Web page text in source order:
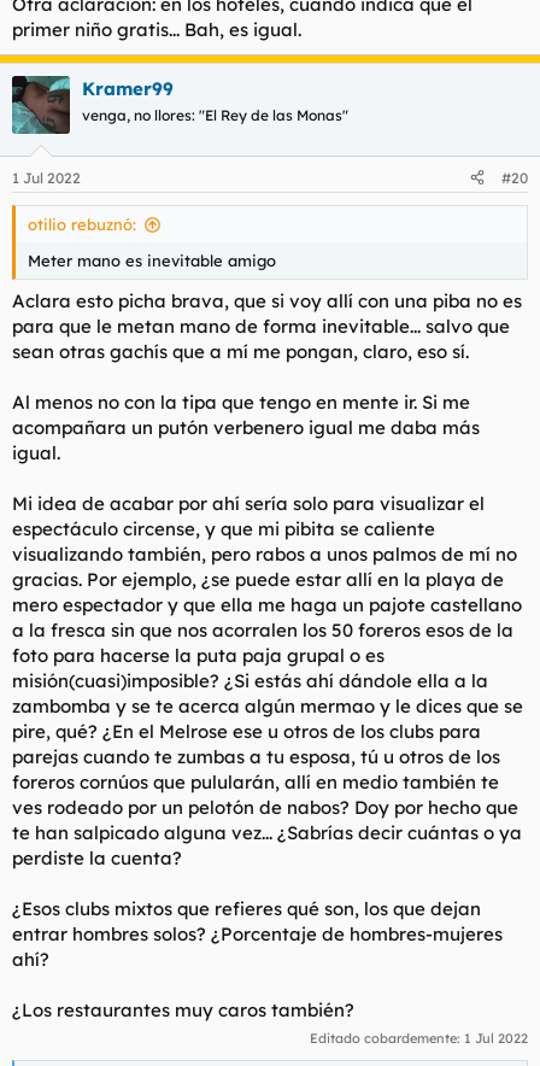
Otra aclaración: en los hoteles, cuando indica que el
primer niño gratis... Bah, es igual.
Kramer99
venga, no llores: "El Rey de las Monas"
1 Jul 2022 #20
otilio rebuznó:
Meter mano es inevitable amigo
Aclara esto picha brava, que si voy allí con una piba no es
para que le metan mano de forma inevitable... salvo que
sean otras gachís que a mí me pongan, claro, eso sí.
Al menos no con la tipa que tengo en mente ir. Si me
acompañara un putón verbenero igual me daba más
igual.
Mi idea de acabar por ahí sería solo para visualizar el
espectáculo circense, y que mi pibita se caliente
visualizando también, pero rabos a unos palmos de mí no
gracias. Por ejemplo, ¿se puede estar allí en la playa de
mero espectador y que ella me haga un pajote castellano
a la fresca sin que nos acorralen los 50 foreros esos de la
foto para hacerse la puta paja grupal o es
misión(cuasi)imposible? ¿Si estás ahí dándole ella a la
zambomba y se te acerca algún mermao y le dices que se
pire, qué? ¿En el Melrose ese u otros de los clubs para
parejas cuando te zumbas a tu esposa, tú u otros de los
foreros cornúos que pulularán, allí en medio también te
ves rodeado por un pelotón de nabos? Doy por hecho que
te han salpicado alguna vez... ¿Sabrías decir cuántas o ya
perdiste la cuenta?
¿Esos clubs mixtos que refieres qué son, los que dejan
entrar hombres solos? ¿Porcentaje de hombres-mujeres
ahí?
¿Los restaurantes muy caros también?
Editado cobardemente: 1 Jul 2022